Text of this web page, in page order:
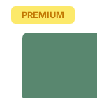
PREMIUM